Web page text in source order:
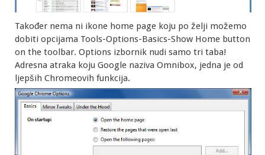
Također nema ni ikone home page koju po želji možemo
dobiti opcijama Tools-Options-Basics-Show Home button
on the toolbar. Options izbornik nudi samo tri taba!
Adresna atraka koju Google naziva Omnibox, jedna je od
ljepših Chromeovih funkcija.